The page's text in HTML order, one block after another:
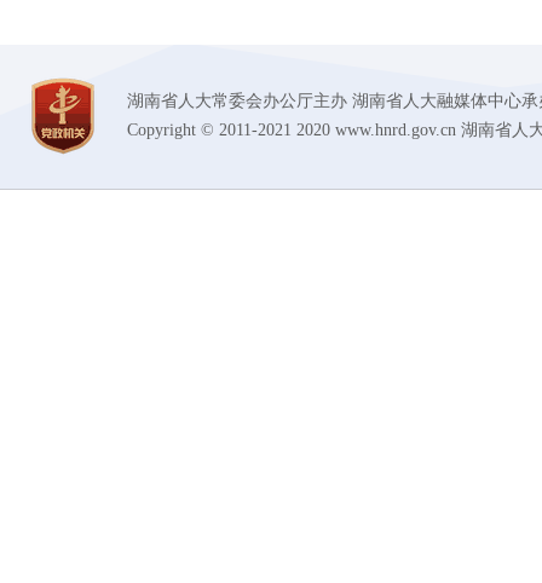
湖南省人大常委会办公厅主办 湖南省人大融媒体中心
Copyright © 2011-2021 2020 www.hnrd.gov.cn 湖南省